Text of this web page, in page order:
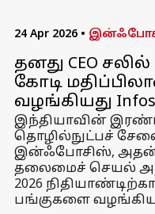
24 Apr 2026 •
தனது CEO சலில்
கோடி
வழங்கியது
இந்தியாவின்
தொழில்நுட்பச்
இன்ஃபோசிஸ், அதன்
தலைமைச் செயல்
2026
பங்குகளை